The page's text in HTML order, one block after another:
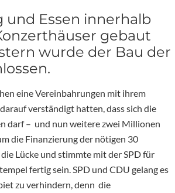
Essen innerhalb
gebaut
wurde der Bau der
eine Vereinbahrungen mit ihrem
verständigt hatten, dass sich die
darf – und nun weitere zwei Millionen
die Finanzierung der nötigen 30
Lücke und stimmte mit der SPD für
fertig sein. SPD und CDU gelang es
zu verhindern, denn die